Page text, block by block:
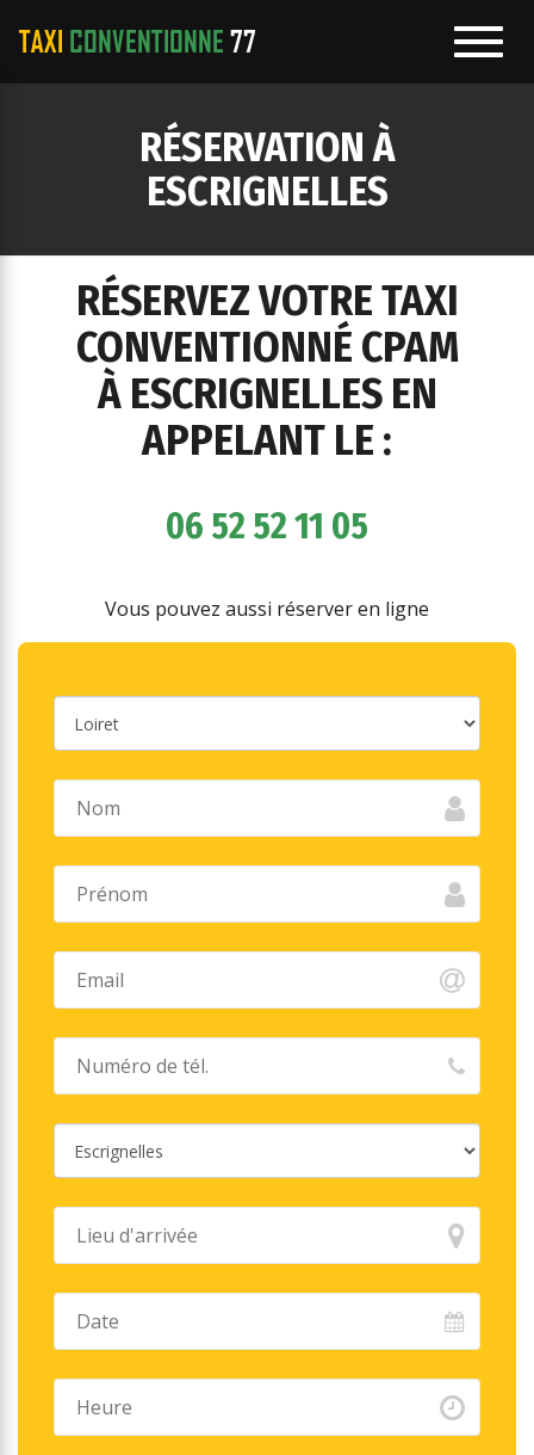
RÉSERVATION À
ESCRIGNELLES
RÉSERVEZ VOTRE TAXI
CONVENTIONNÉ CPAM
À ESCRIGNELLES EN
APPELANT LE :
06 52 52 11 05
Vous pouvez aussi réserver en ligne